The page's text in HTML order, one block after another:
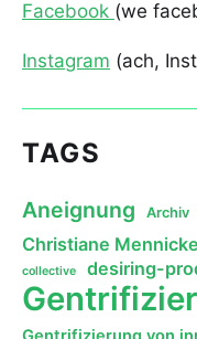
Facebook (we
Instagram (ach,
TAGS
Aneignung Archiv
Christiane Mennicke
collective desiring-